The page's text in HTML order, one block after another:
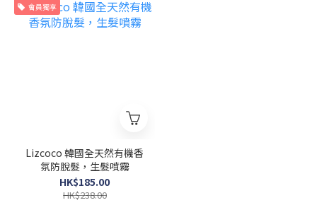
會員獨享
Lizcoco 韓國全天然有機香
氛防脫髮，生髮噴霧
HK$185.00
HK$238.00